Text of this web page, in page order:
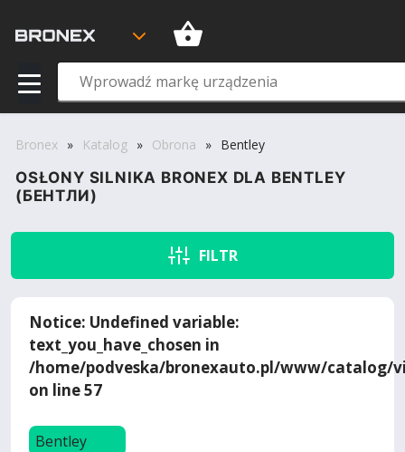
Bronex » Katalog » Obrona » Bentley
OSŁONY SILNIKA BRONEX DLA BENTLEY
(БЕНТЛИ)
FILTR
Notice: Undefined variable:
text_you_have_chosen in
/home/podveska/bronexauto.pl/www/catalog/
on line57
Bentley